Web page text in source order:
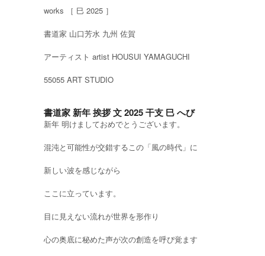
works ［ 巳 2025 ］
書道家 山口芳水 九州 佐賀
アーティスト artist HOUSUI YAMAGUCHI
55055 ART STUDIO
書道家 新年 挨拶 文 2025 干支 巳 へび
新年 明けましておめでとうございます。
混沌と可能性が交錯するこの「風の時代」に
新しい波を感じながら
ここに立っています。
目に見えない流れが世界を形作り
心の奥底に秘めた声が次の創造を呼び覚ます